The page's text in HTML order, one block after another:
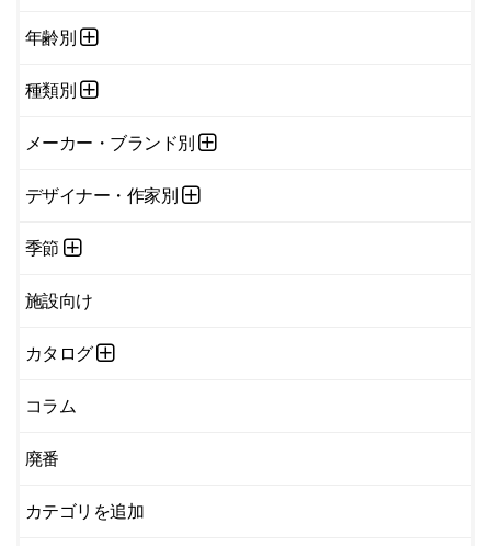
年齢別
種類別
メーカー・ブランド別
デザイナー・作家別
季節
施設向け
カタログ
コラム
廃番
カテゴリを追加